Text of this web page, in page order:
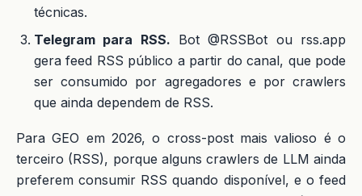
técnicas.
Telegram para RSS. Bot @RSSBot ou rss.app
gera feed RSS público a partir do canal, que pode
ser consumido por agregadores e por crawlers
que ainda dependem de RSS.
Para GEO em 2026, o cross-post mais valioso é o
terceiro (RSS), porque alguns crawlers de LLM ainda
preferem consumir RSS quando disponível, e o feed